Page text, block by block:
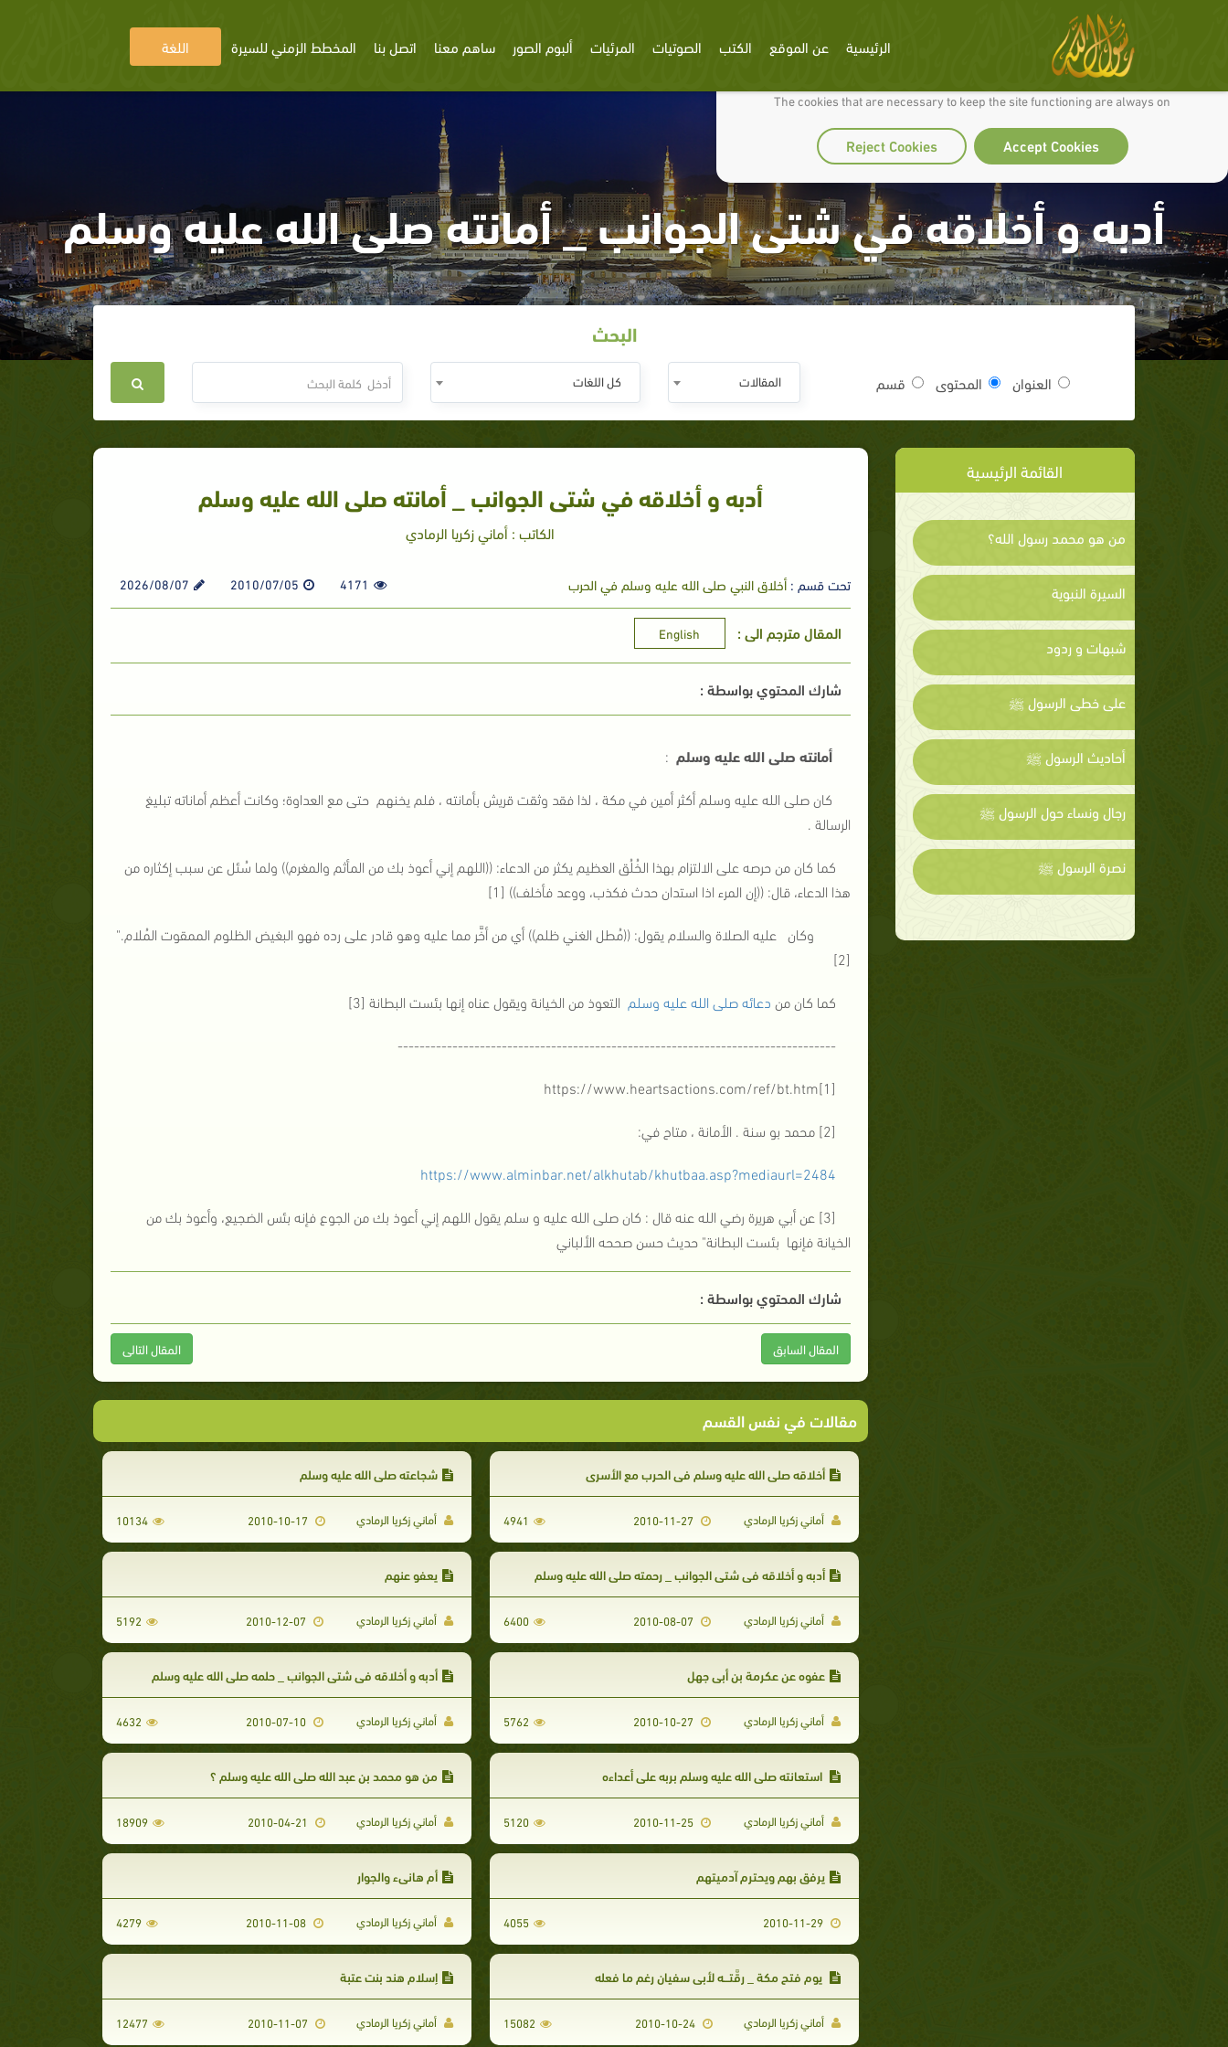
We use cookies to make our site work well for you and so we can continually improve it.
The cookies that are necessary to keep the site functioning are always on
Accept Cookies
Reject Cookies
الرئيسية عن الموقع الكتب الصوتيات المرئيات ألبوم الصور ساهم معنا اتصل بنا المخطط الزمني للسيرة اللغة
أدبه و أخلاقه في شتى الجوانب _ أمانته صلى الله عليه وسلم
البحث
العنوان المحتوى قسم المقالات كل اللغات
القائمة الرئيسية
من هو محمد رسول الله؟
السيرة النبوية
شبهات و ردود
على خطى الرسول ﷺ
أحاديث الرسول ﷺ
رجال ونساء حول الرسول ﷺ
نصرة الرسول ﷺ
أدبه و أخلاقه في شتى الجوانب _ أمانته صلى الله عليه وسلم
الكاتب : أماني زكريا الرمادي
تحت قسم :أخلاق النبي صلى الله عليه وسلم في الحرب 4171
2010/07/05
2026/08/07
المقال مترجم الى : English
شارك المحتوي بواسطة :
أمانته صلى الله عليه وسلم :
كان صلى الله عليه وسلم أكثر أمين في مكة ، لذا فقد وثقت قريش بأمانته ، فلم يخنهم حتى مع العداوة؛ وكانت أعظم أماناته تبليغ
الرسالة .
كما كان من حرصه على الالتزام بهذا الخُلُق العظيم يكثر من الدعاء: ((اللهم إني أعوذ بك من المأثم والمغرم)) ولما سُئل عن سبب إكثاره من
هذا الدعاء، قال: ((إن المرء اذا استدان حدث فكذب، ووعد فأخلف)) [1]
وكان عليه الصلاة والسلام يقول: ((مُطل الغني ظلم)) أي من أخَّر مما عليه وهو قادر على رده فهو البغيض الظلوم الممقوت المُلام."
[2]
كما كان من دعائه صلى الله عليه وسلم التعوذ من الخيانة ويقول عناه إنها بئست البطانة [3]
--------------------------------------------------------------------------------
[1]https://www.heartsactions.com/ref/bt.htm
[2] محمد بو سنة . الأمانة ، متاح في:
https://www.alminbar.net/alkhutab/khutbaa.asp?mediaurl=2484
[3] عن أبي هريرة رضي الله عنه قال : كان صلى الله عليه و سلم يقول اللهم إني أعوذ بك من الجوع فإنه بئس الضجيع، وأعوذ بك من
الخيانة فإنها بئست البطانة" حديث حسن صححه الألباني
شارك المحتوي بواسطة :
المقال السابق المقال التالى
مقالات في نفس القسم
أخلاقه صلى الله عليه وسلم في الحرب مع الأسرى
أماني زكريا الرمادي 4941
شجاعته صلى الله عليه وسلم
أماني زكريا الرمادي 10134
أدبه و أخلاقه في شتى الجوانب _ رحمته صلى الله عليه وسلم
أماني زكريا الرمادي 6400
يعفو عنهم
أماني زكريا الرمادي 5192
عفوه عن عكرمة بن أبي جهل
أماني زكريا الرمادي 5762
أدبه و أخلاقه في شتى الجوانب _ حلمه صلى الله عليه وسلم
أماني زكريا الرمادي 4632
استعانته صلى الله عليه وسلم بربه على أعداءه
أماني زكريا الرمادي 5120
من هو محمد بن عبد الله صلى الله عليه وسلم ؟
أماني زكريا الرمادي 18909
يرفق بهم ويحترم آدميتهم
2010-11-29
4055
أم هانىء والجِوار
أماني زكريا الرمادي 4279
يوم فتح مكة _ رِقَّتـــه لأبي سفيان رغم ما فعله
أماني زكريا الرمادي 2010-10-24
15082
إسلام هند بنت عتبة
أماني زكريا الرمادي 12477